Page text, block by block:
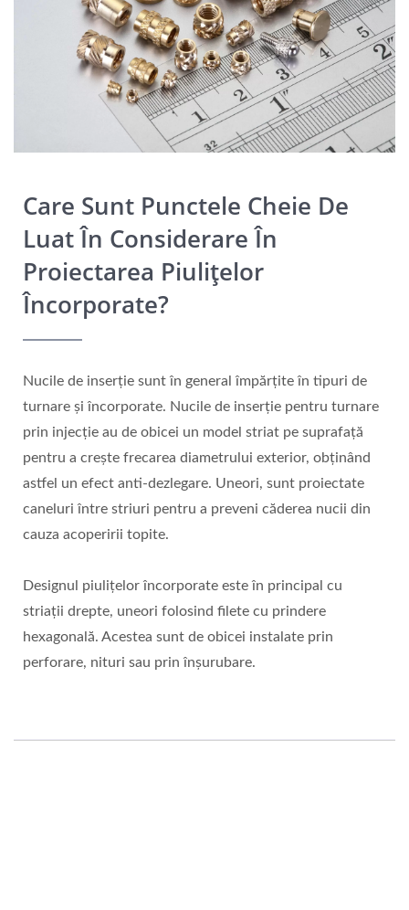
Care Sunt Punctele Cheie De
Luat În Considerare În
Proiectarea Piulițelor
Încorporate?
Nucile de inserție sunt în general împărțite în tipuri de
turnare și încorporate. Nucile de inserție pentru turnare
prin injecție au de obicei un model striat pe suprafață
pentru a crește frecarea diametrului exterior, obținând
astfel un efect anti-dezlegare. Uneori, sunt proiectate
caneluri între striuri pentru a preveni căderea nucii din
cauza acoperirii topite.
Designul piulițelor încorporate este în principal cu
striații drepte, uneori folosind filete cu prindere
hexagonală. Acestea sunt de obicei instalate prin
perforare, nituri sau prin înșurubare.